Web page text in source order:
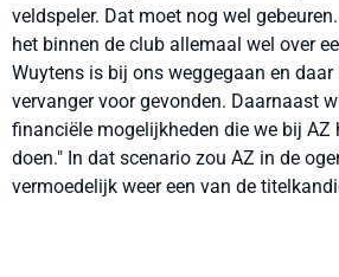
veldspeler. Dat moet nog wel
het binnen de club allemaal wel over
Wuytens is bij ons weggegaan en daar
vervanger voor gevonden. Daarnaast
financiële mogelijkheden die we bij AZ
doen." In dat scenario zou AZ in de
vermoedelijk weer een van de